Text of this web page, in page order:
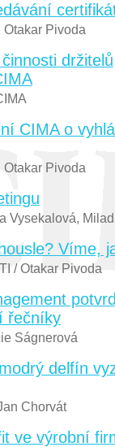
Otakar Pivoda
držitelů
CIMA o
Otakar Pivoda
Vysekalová,
Víme,
/ Otakar Pivoda
řečníky
Ságnerová
delfín
Chorvát
ve výrobní